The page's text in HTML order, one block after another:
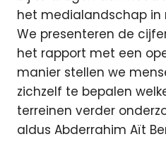
het medialandschap in
We presenteren de
het rapport met een
manier stellen we
zichzelf te bepalen
terreinen verder
aldus Abderrahim Aït